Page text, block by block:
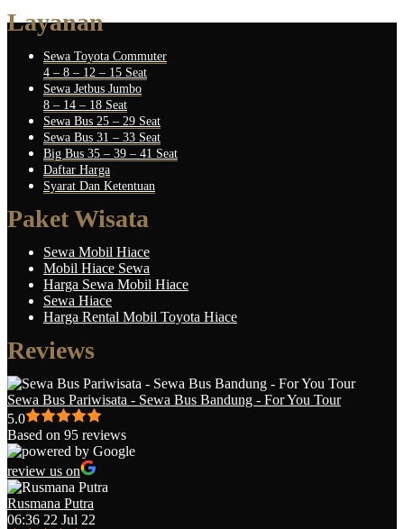
Layanan
Sewa Toyota Commuter
4 – 8 – 12 – 15 Seat
Sewa Jetbus Jumbo
8 – 14 – 18 Seat
Sewa Bus 25 – 29 Seat
Sewa Bus 31 – 33 Seat
Big Bus 35 – 39 – 41 Seat
Daftar Harga
Syarat Dan Ketentuan
Paket Wisata
Sewa Mobil Hiace
Mobil Hiace Sewa
Harga Sewa Mobil Hiace
Sewa Hiace
Harga Rental Mobil Toyota Hiace
Reviews
Sewa Bus Pariwisata - Sewa Bus Bandung - For You Tour
5.0
Based on 95 reviews
review us on
Rusmana Putra
06:36 22 Jul 22